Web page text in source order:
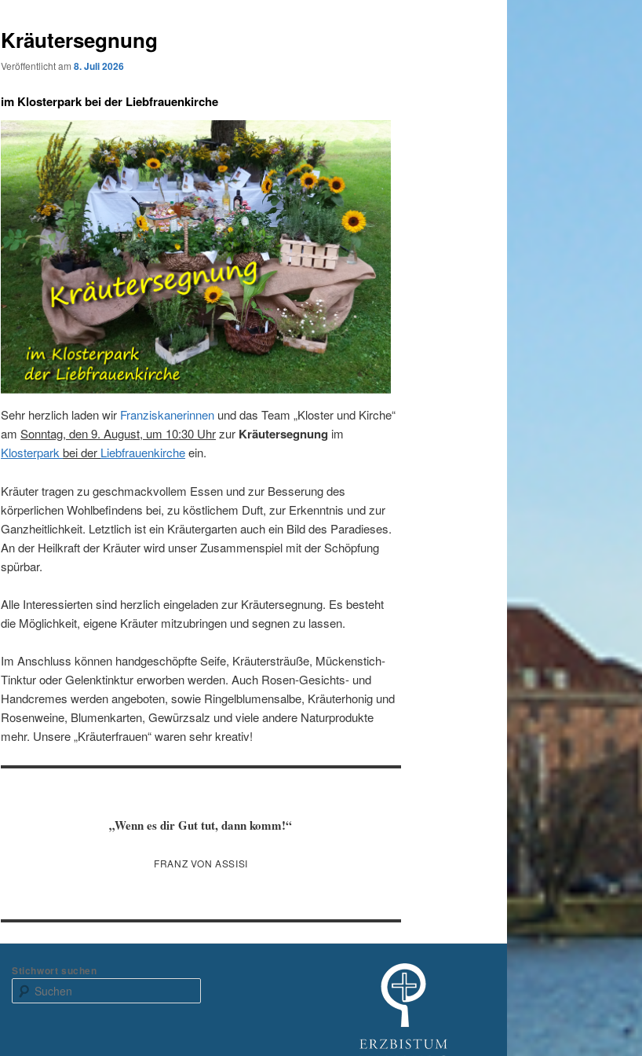
Kräutersegnung
Veröffentlicht am8. Juli 2026
im Klosterpark bei der Liebfrauenkirche
Sehr herzlich laden wir Franziskanerinnen und das Team „Kloster und Kirche“
amSonntag, den 9. August, um 10:30 Uhrzur Kräutersegnung im
Klosterparkbei der Liebfrauenkircheein.
Kräuter tragen zu geschmackvollem Essen und zur Besserung des
körperlichen Wohlbefindens bei, zu köstlichem Duft, zur Erkenntnis und zur
Ganzheitlichkeit. Letztlich ist ein Kräutergarten auch ein Bild des Paradieses.
An der Heilkraft der Kräuter wird unser Zusammenspiel mit der Schöpfung
spürbar.
Alle Interessierten sind herzlich eingeladen zur Kräutersegnung. Es besteht
die Möglichkeit, eigene Kräuter mitzubringen und segnen zu lassen.
Im Anschluss können handgeschöpfte Seife, Kräutersträuße, Mückenstich-
Tinktur oder Gelenktinktur erworben werden. Auch Rosen-Gesichts- und
Handcremes werden angeboten, sowie Ringelblumensalbe, Kräuterhonig und
Rosenweine, Blumenkarten, Gewürzsalz und viele andere Naturprodukte
mehr. Unsere „Kräuterfrauen“ waren sehr kreativ!
„Wenn es dir Gut tut, dann komm!“
FRANZ VON ASSISI
Stichwort suchen
u